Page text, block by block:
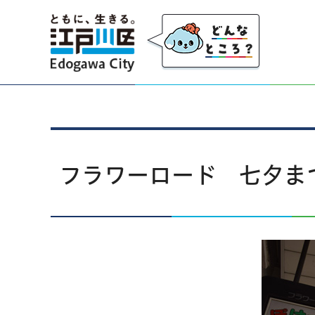
江戸川区
フラワーロード 七夕ま